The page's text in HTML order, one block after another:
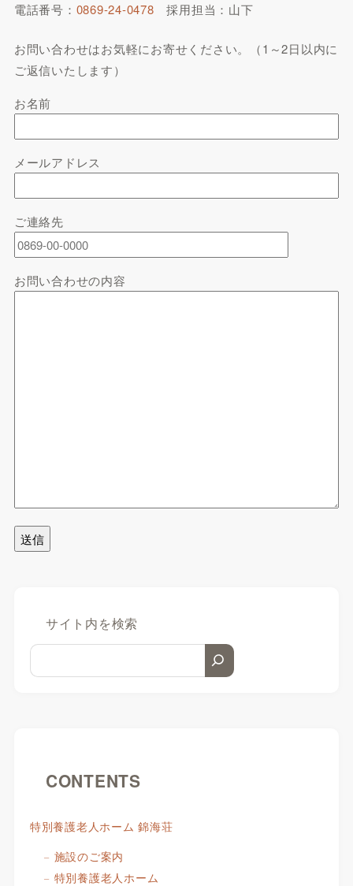
電話番号： 0869-24-0478 採用担当：山下
お問い合わせはお気軽にお寄せください。（1～2日以内に
ご返信いたします）
お名前
メールアドレス
ご連絡先
お問い合わせの内容
サイト内を検索
CONTENTS
特別養護老人ホーム 錦海荘
施設のご案内
特別養護老人ホーム